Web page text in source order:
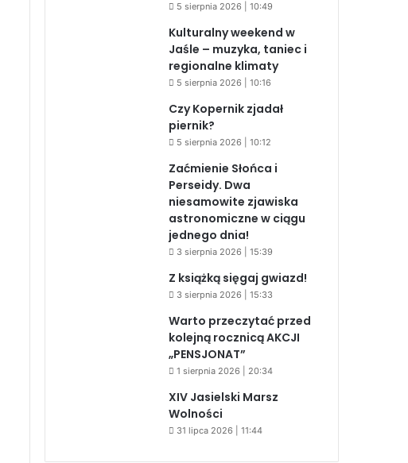
5 sierpnia 2026 | 10:49
Kulturalny weekend w
Jaśle – muzyka, taniec i
regionalne klimaty
5 sierpnia 2026 | 10:16
Czy Kopernik zjadał
piernik?
5 sierpnia 2026 | 10:12
Zaćmienie Słońca i
Perseidy. Dwa
niesamowite zjawiska
astronomiczne w ciągu
jednego dnia!
3 sierpnia 2026 | 15:39
Z książką sięgaj gwiazd!
3 sierpnia 2026 | 15:33
Warto przeczytać przed
kolejną rocznicą AKCJI
„PENSJONAT”
1 sierpnia 2026 | 20:34
XIV Jasielski Marsz
Wolności
31 lipca 2026 | 11:44